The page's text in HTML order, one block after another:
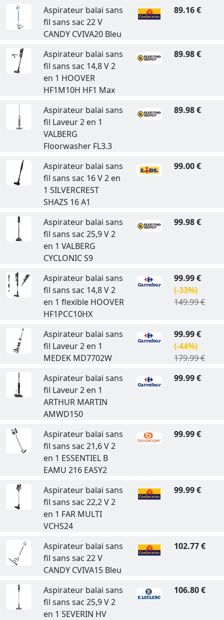
Aspirateur balai sans
fil sans sac 22 V
CANDY CVIVA20 Bleu
89.16 €
Aspirateur balai sans
fil sans sac 14,8 V 2
en 1 HOOVER
HF1M10H HF1 Max
89.98 €
Aspirateur balai sans
fil Laveur 2 en 1
VALBERG
Floorwasher FL3.3
89.98 €
Aspirateur balai sans
fil sans sac 16 V 2 en
1 SILVERCREST
SHAZS 16 A1
99.00 €
Aspirateur balai sans
fil sans sac 25,9 V 2
en 1 VALBERG
CYCLONIC S9
99.98 €
Aspirateur balai sans
fil sans sac 14,8 V 2
en 1 flexible HOOVER
HF1PCC10HX
99.99 €
(-33%)
149.99 €
Aspirateur balai sans
fil Laveur 2 en 1
MEDEK MD7702W
99.99 €
(-44%)
179.99 €
Aspirateur balai sans
fil Laveur 2 en 1
ARTHUR MARTIN
AMWD150
99.99 €
Aspirateur balai sans
fil sans sac 21,6 V 2
en 1 ESSENTIEL B
EAMU 216 EASY2
99.99 €
Aspirateur balai sans
fil sans sac 22,2 V 2
en 1 FAR MULTI
VCHS24
99.99 €
Aspirateur balai sans
fil sans sac 22 V
CANDY CVIVA15 Bleu
102.77 €
Aspirateur balai sans
fil sans sac 25,9 V 2
en 1 SEVERIN HV
106.80 €